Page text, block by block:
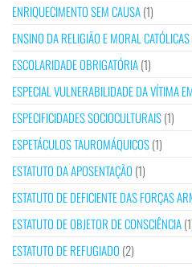
ENRIQUECIMENTO SEM CAUSA(1)
ENSINO DA RELIGIÃO E MORAL CATÓLICAS
ESCOLARIDADE OBRIGATÓRIA(1)
ESPECIAL VULNERABILIDADE DA VÍTIMA
ESPECIFICIDADES SOCIOCULTURAIS(1)
ESPETÁCULOS TAUROMÁQUICOS(1)
ESTATUTO DA APOSENTAÇÃO (1)
ESTATUTO DE DEFICIENTE DAS FORÇAS
ESTATUTO DE OBJETOR DE CONSCIÊNCIA
ESTATUTO DE REFUGIADO (2)